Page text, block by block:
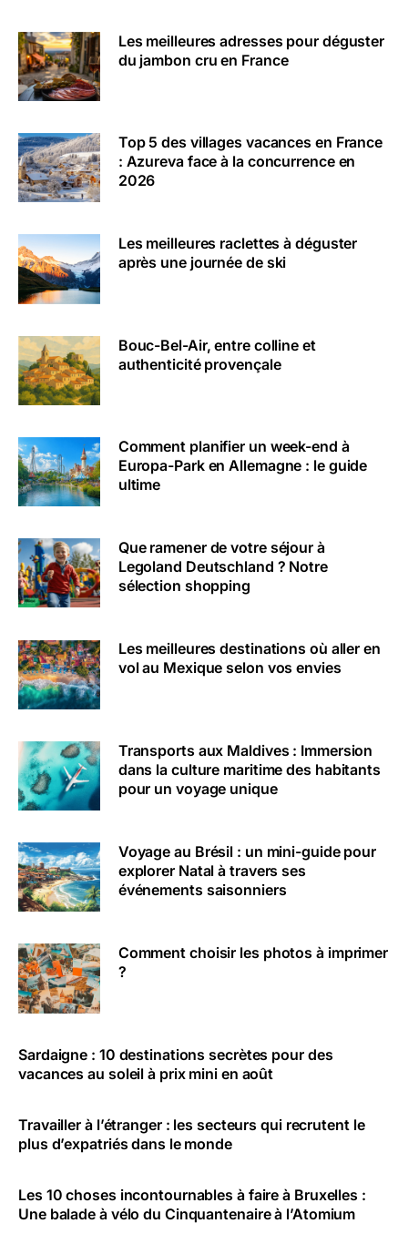
Les meilleures adresses pour déguster
du jambon cru en France
Top 5 des villages vacances en France
: Azureva face à la concurrence en
2026
Les meilleures raclettes à déguster
après une journée de ski
Bouc-Bel-Air, entre colline et
authenticité provençale
Comment planifier un week-end à
Europa-Park en Allemagne : le guide
ultime
Que ramener de votre séjour à
Legoland Deutschland ? Notre
sélection shopping
Les meilleures destinations où aller en
vol au Mexique selon vos envies
Transports aux Maldives : Immersion
dans la culture maritime des habitants
pour un voyage unique
Voyage au Brésil : un mini-guide pour
explorer Natal à travers ses
événements saisonniers
Comment choisir les photos à imprimer
?
Sardaigne : 10 destinations secrètes pour des
vacances au soleil à prix mini en août
Travailler à l’étranger : les secteurs qui recrutent le
plus d’expatriés dans le monde
Les 10 choses incontournables à faire à Bruxelles :
Une balade à vélo du Cinquantenaire à l’Atomium